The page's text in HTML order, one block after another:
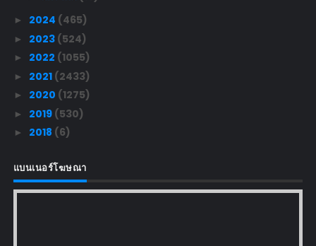
► 2024 (465)
► 2023 (524)
► 2022 (1055)
► 2021 (2433)
► 2020 (1275)
► 2019 (530)
► 2018 (6)
แบนเนอร์โฆษณา